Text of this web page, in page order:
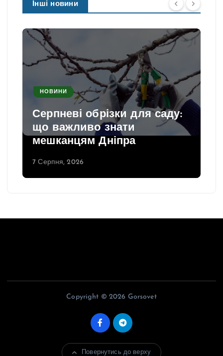
Інші новини
НОВИНИ
Серпневі обрізки для саду:
що важливо знати
мешканцям Дніпра
7 Серпня, 2026
Copyright © 2026 Gorsovet
Повернутись до верху